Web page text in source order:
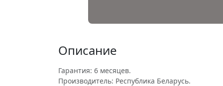
Описание
Гарантия: 6 месяцев.
Производитель: Республика Беларусь.